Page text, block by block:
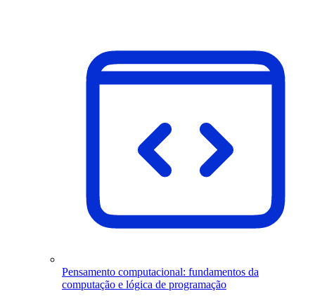
Pensamento computacional: fundamentos da
computação e lógica de programação